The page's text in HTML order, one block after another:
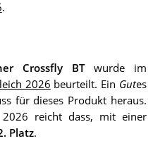
.
Crossfly BTwurde im
2026 beurteilt. Ein Gutes
für dieses Produkt heraus.
2026 reicht dass, mit einer
Platz.